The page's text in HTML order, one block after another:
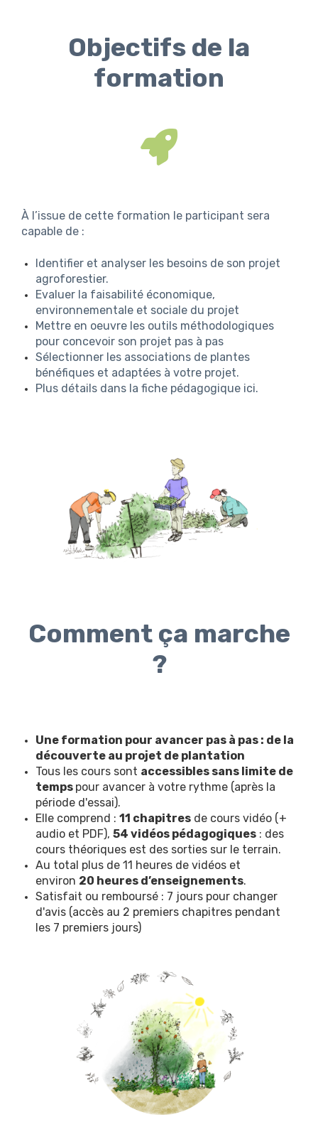
Objectifs de la
formation
À l’issue de cette formation le participant sera
capable de :
Identifier et analyser les besoins de son projet
agroforestier.
Evaluer la faisabilité économique,
environnementale et sociale du projet
Mettre en oeuvre les outils méthodologiques
pour concevoir son projet pas à pas
Sélectionner les associations de plantes
bénéfiques et adaptées à votre projet.
Plus détails dans la fiche pédagogique ici.
Comment ça marche
?
Une formation pour avancer pas à pas : de la
découverte au projet de plantation
Tous les cours sont accessibles sans limite de
temps pour avancer à votre rythme (après la
période d'essai).
Elle comprend : 11 chapitres de cours vidéo (+
audio et PDF), 54 vidéos pédagogiques : des
cours théoriques est des sorties sur le terrain.
Au total plus de 11 heures de vidéos et
environ 20 heures d’enseignements.
Satisfait ou remboursé : 7 jours pour changer
d'avis (accès au 2 premiers chapitres pendant
les 7 premiers jours)